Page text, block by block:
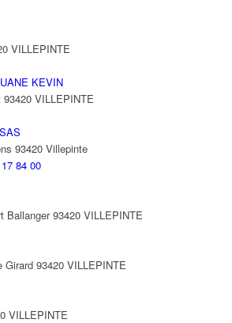
VILLEPINTE
KEVIN
VILLEPINTE
93420 Villepinte
84 00
Ballanger 93420 VILLEPINTE
Girard 93420 VILLEPINTE
VILLEPINTE